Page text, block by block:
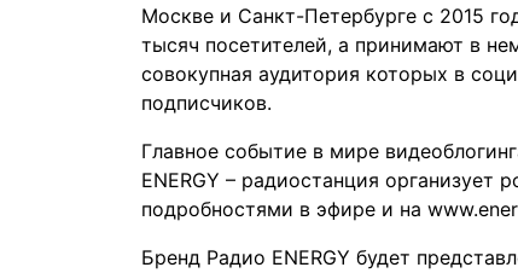
Москве и Санкт-Петербурге с 2015
тысяч посетителей, а принимают в
совокупная аудитория которых в
подписчиков.
Главное событие в мире
ENERGY – радиостанция организует
подробностями в эфире и на
Бренд Радио ENERGY будет